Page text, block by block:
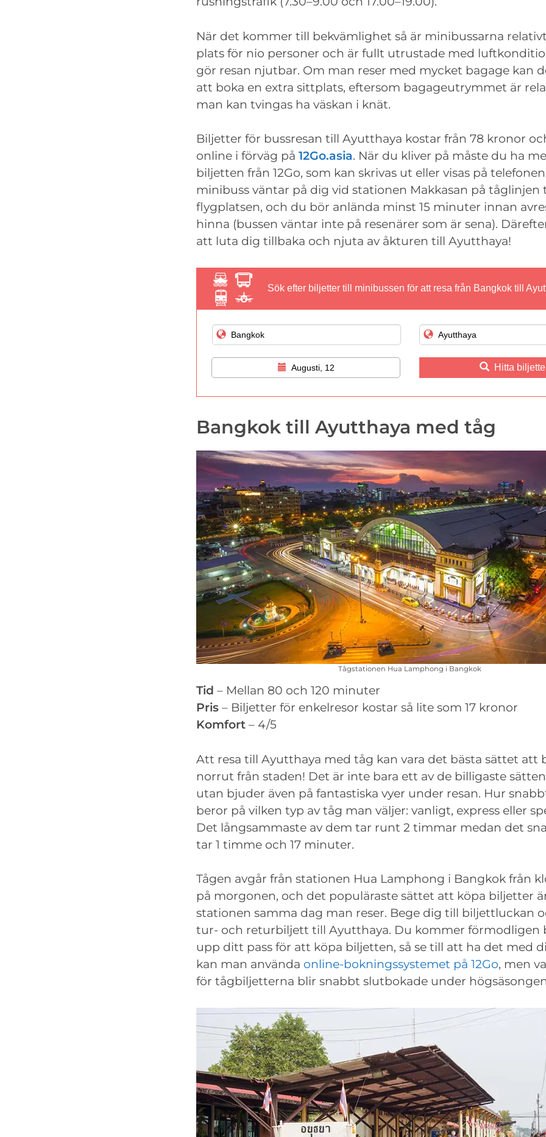
När det kommer till bekvämlighet så är minibussarna
plats för nio personer och är fullt utrustade med
gör resan njutbar. Om man reser med mycket bagage kan
att boka en extra sittplats, eftersom bagageutrymmet är
man kan tvingas ha väskan i knät.
Biljetter för bussresan till Ayutthaya kostar från 78 kronor
online i förväg på 12Go.asia. När du kliver på måste du ha
biljetten från 12Go, som kan skrivas ut eller visas på
minibuss väntar på dig vid stationen Makkasan på tåglinjen
flygplatsen, och du bör anlända minst 15 minuter innan
hinna (bussen väntar inte på resenärer som är sena).
att luta dig tillbaka och njuta av åkturen till Ayutthaya!
Sök efter biljetter till minibussen för att resa från Bangkok till
Augusti, 12 Hitta
Bangkok till Ayutthaya med tåg
Tågstationen Hua Lamphong i Bangkok
Tid – Mellan 80 och 120 minuter
Pris – Biljetter för enkelresor kostar så lite som 17 kronor
Komfort – 4/5
Att resa till Ayutthaya med tåg kan vara det bästa sättet att
norrut från staden! Det är inte bara ett av de billigaste
utan bjuder även på fantastiska vyer under resan. Hur
beror på vilken typ av tåg man väljer: vanligt, express eller
Det långsammaste av dem tar runt 2 timmar medan det
tar 1 timme och 17 minuter.
Tågen avgår från stationen Hua Lamphong i Bangkok från
på morgonen, och det populäraste sättet att köpa biljetter
stationen samma dag man reser. Bege dig till biljettluckan
tur- och returbiljett till Ayutthaya. Du kommer förmodligen
upp ditt pass för att köpa biljetten, så se till att ha det med
kan man använda online-bokningssystemet på 12Go, men
för tågbiljetterna blir snabbt slutbokade under